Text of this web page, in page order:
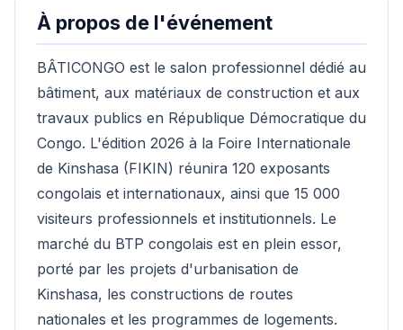
À propos de l'événement
BÂTICONGO est le salon professionnel dédié au
bâtiment, aux matériaux de construction et aux
travaux publics en République Démocratique du
Congo. L'édition 2026 à la Foire Internationale
de Kinshasa (FIKIN) réunira 120 exposants
congolais et internationaux, ainsi que 15 000
visiteurs professionnels et institutionnels. Le
marché du BTP congolais est en plein essor,
porté par les projets d'urbanisation de
Kinshasa, les constructions de routes
nationales et les programmes de logements.